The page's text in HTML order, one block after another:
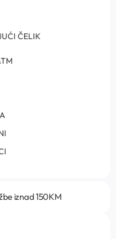
ČELIK
iznad 150KM